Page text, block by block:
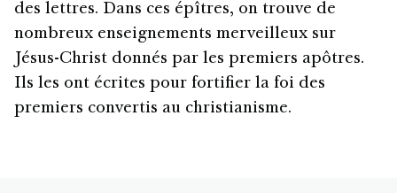
des lettres. Dans ces épîtres, on trouve de
nombreux enseignements merveilleux sur
Jésus-Christ donnés par les premiers apôtres.
Ils les ont écrites pour fortifier la foi des
premiers convertis au christianisme.